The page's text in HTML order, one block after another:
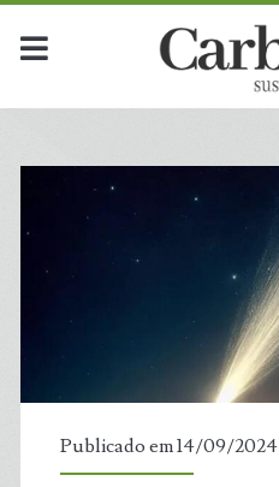
Dia:
<span>14
de
setembro
de
2024</span>
Publicado em 14/09/2024